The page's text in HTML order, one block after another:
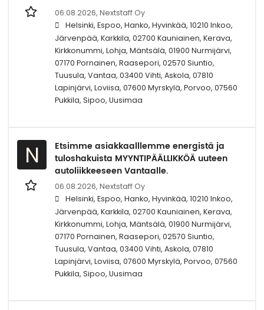
06.08.2026, Nextstaff Oy
Helsinki, Espoo, Hanko, Hyvinkää, 10210 Inkoo,
Järvenpää, Karkkila, 02700 Kauniainen, Kerava,
Kirkkonummi, Lohja, Mäntsälä, 01900 Nurmijärvi,
07170 Pornainen, Raasepori, 02570 Siuntio,
Tuusula, Vantaa, 03400 Vihti, Askola, 07810
Lapinjärvi, Loviisa, 07600 Myrskylä, Porvoo, 07560
Pukkila, Sipoo, Uusimaa
N
Etsimme asiakkaalllemme energistä ja
tuloshakuista MYYNTIPÄÄLLIKKÖÄ uuteen
autoliikkeeseen Vantaalle.
06.08.2026, Nextstaff Oy
Helsinki, Espoo, Hanko, Hyvinkää, 10210 Inkoo,
Järvenpää, Karkkila, 02700 Kauniainen, Kerava,
Kirkkonummi, Lohja, Mäntsälä, 01900 Nurmijärvi,
07170 Pornainen, Raasepori, 02570 Siuntio,
Tuusula, Vantaa, 03400 Vihti, Askola, 07810
Lapinjärvi, Loviisa, 07600 Myrskylä, Porvoo, 07560
Pukkila, Sipoo, Uusimaa